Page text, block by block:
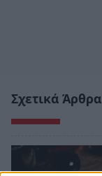
Σχετικά Άρθρα